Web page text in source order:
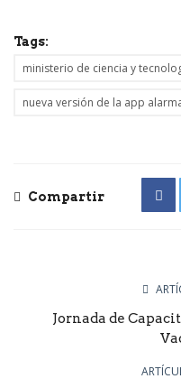
Tags:
ministerio de ciencia y
nueva versión de la app
Compartir
Jornada de